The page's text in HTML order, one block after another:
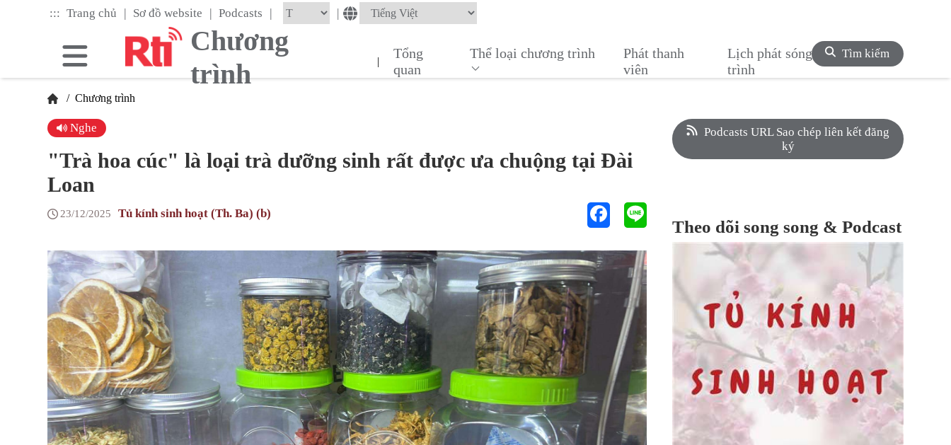
::: Trang chủ | Sơ đồ website | Podcasts | |
Chương
trình
|
Tổng
quan
Thể loại chương trình
Phát thanh
viên
Lịch phát sóng chương
trình
Tìm kiếm
/ Chương trình
Nghe
"Trà hoa cúc" là loại trà dưỡng sinh rất được ưa chuộng tại Đài
Loan
23/12/2025 Tủ kính sinh hoạt (Th. Ba) (b)
Podcasts URL Sao chép liên kết đăng
ký
Theo dõi song song & Podcast